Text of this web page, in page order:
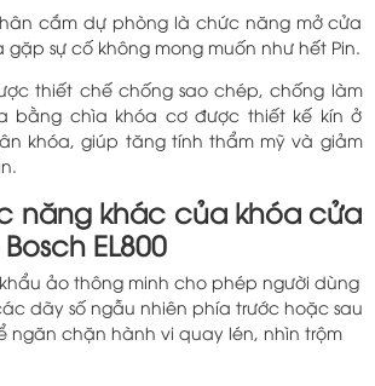
cắm dự phòng là chức năng mở cửa
sự cố không mong muốn như hết Pin.
thiết chế chống sao chép, chống làm
bằng chìa khóa cơ được thiết kế kín ở
khóa, giúp tăng tính thẩm mỹ và giảm
năng khác của khóa cửa
EL800
ảo thông minh cho phép người dùng
dãy số ngẫu nhiên phía trước hoặc sau
ngăn chặn hành vi quay lén, nhìn trộm